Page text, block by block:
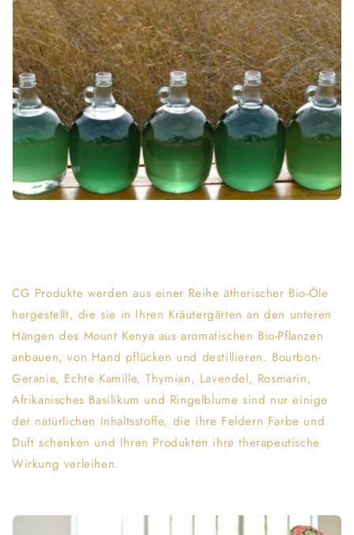
CG Produkte werden aus einer Reihe ätherischer Bio-Öle
hergestellt, die sie in Ihren Kräutergärten an den unteren
Hängen des Mount Kenya aus aromatischen Bio-Pflanzen
anbauen, von Hand pflücken und destillieren. Bourbon-
Geranie, Echte Kamille, Thymian, Lavendel, Rosmarin,
Afrikanisches Basilikum und Ringelblume sind nur einige
der natürlichen Inhaltsstoffe, die ihre Feldern Farbe und
Duft schenken und Ihren Produkten ihre therapeutische
Wirkung verleihen.